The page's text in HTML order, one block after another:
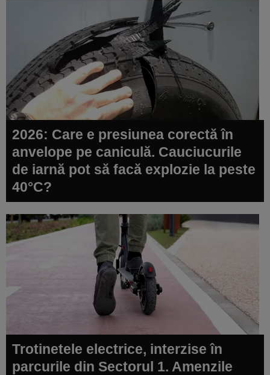
2026: Care e presiunea corectă în
anvelope pe caniculă. Cauciucurile
de iarnă pot să facă explozie la peste
40°C?
Trotinetele electrice, interzise în
parcurile din Sectorul 1. Amenzile